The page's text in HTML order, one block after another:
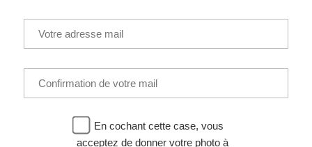
En cochant cette case, vous
acceptez de donner votre photo à